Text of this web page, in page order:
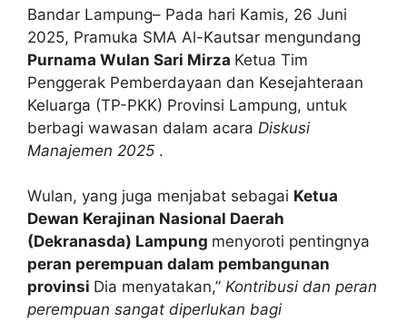
Bandar Lampung– Pada hari Kamis, 26 Juni
2025, Pramuka SMA Al-Kautsar mengundang
Purnama Wulan Sari Mirza Ketua Tim
Penggerak Pemberdayaan dan Kesejahteraan
Keluarga (TP-PKK) Provinsi Lampung, untuk
berbagi wawasan dalam acara Diskusi
Manajemen 2025 .
Wulan, yang juga menjabat sebagai Ketua
Dewan Kerajinan Nasional Daerah
(Dekranasda) Lampung menyoroti pentingnya
peran perempuan dalam pembangunan
provinsi Dia menyatakan,” Kontribusi dan peran
perempuan sangat diperlukan bagi